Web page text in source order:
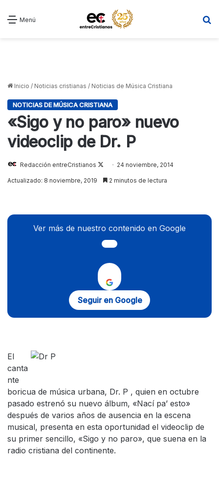
Menú
Inicio / Noticias cristianas / Noticias de Música Cristiana
NOTICIAS DE MÚSICA CRISTIANA
«Sigo y no paro» nuevo
videoclip de Dr. P
Redacción entreCristianos
Follow
on
24 noviembre, 2014
Actualizado: 8 noviembre, 2019 2 minutos de lectura
Ver más de nuestro contenido en Google
Seguir en Google
El
canta
nte
boricua de música urbana, Dr. P , quien en octubre
pasado estrenó su nuevo álbum, «Nací pa’ esto»
después de varios años de ausencia en la escena
musical, presenta en esta oportunidad el videoclip de
su primer sencillo, «Sigo y no paro», que suena en la
radio cristiana del continente.